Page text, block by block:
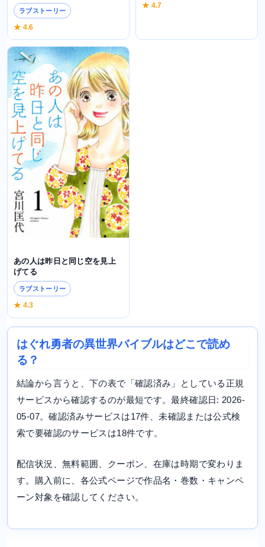
ラブストーリー
★ 4.6
★ 4.7
あの人は昨日と同じ空を見上
げてる
ラブストーリー
★ 4.3
はぐれ勇者の異世界バイブルはどこで読め
る？
結論から言うと、下の表で「確認済み」としている正規
サービスから確認するのが最短です。最終確認日: 2026-
05-07。確認済みサービスは17件、未確認または公式検
索で要確認のサービスは18件です。
配信状況、無料範囲、クーポン、在庫は時期で変わりま
す。購入前に、各公式ページで作品名・巻数・キャンペ
ーン対象を確認してください。